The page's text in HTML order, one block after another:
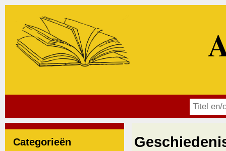
Categorieën